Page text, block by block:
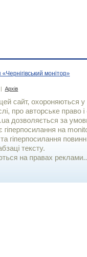
монітор»
| Архів
сайт, охороняються у
про авторське право і
дозволяється за
на
тексту.
на правах реклами..